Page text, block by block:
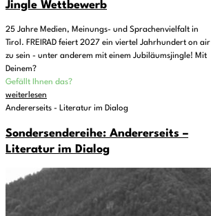
Jingle Wettbewerb
25 Jahre Medien, Meinungs- und Sprachenvielfalt in
Tirol. FREIRAD feiert 2027 ein viertel Jahrhundert on air
zu sein - unter anderem mit einem Jubiläumsjingle! Mit
Deinem?
Gefällt Ihnen das?
weiterlesen
Andererseits - Literatur im Dialog
Sondersendereihe: Andererseits –
Literatur im Dialog